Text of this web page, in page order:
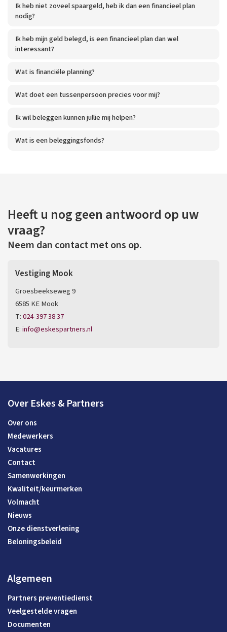
Ik heb niet zoveel spaargeld, heb ik dan een financieel plan
nodig?
Ik heb mijn geld belegd, is een financieel plan dan wel
interessant?
Wat is financiële planning?
Wat doet een tussenpersoon precies voor mij?
Ik wil beleggen kunnen jullie mij helpen?
Wat is een beleggingsfonds?
Heeft u nog geen antwoord op uw
vraag?
Neem dan contact met ons op.
Vestiging Mook
Groesbeekseweg 9
6585 KE Mook
T:024-397 38 37
E:info@eskespartners.nl
Over Eskes & Partners
Over ons
Medewerkers
Vacatures
Contact
Samenwerkingen
Kwaliteit/keurmerken
Volmacht
Nieuws
Onze dienstverlening
Beloningsbeleid
Algemeen
Partners preventiedienst
Veelgestelde vragen
Documenten